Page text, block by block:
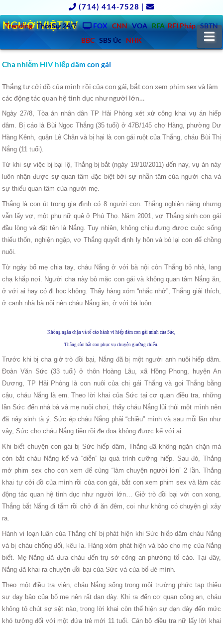
(714) 414-7528 |
Trending ThờiSự 24/7 FOX CNN VOA RFA RFI Pháp SBTN
BBC SBS Úc NHK
NGƯỜIVIỆT.TV
Cha nhiễm HIV hiếp dâm con gái
Thắng tự cởi đồ của mình rồi của con gái, bắt con xem phim sex và làm
các động tác quan hệ tình dục như người lớn…
Ngày 27/8, Tòa án nhân dân TP Hải Phòng xét xử công khai vụ án hiếp
dâm. Bị cáo là Bùi Ngọc Thắng (35 tuổi) ở 47B/145 chợ Hàng, phường Dư
Hàng Kênh, quận Lê Chân và bị hại là con gái ruột của Thắng, cháu Bùi Thị
Nắng (11 tuổi).
Từ khi sự việc bị bại lộ, Thắng bị bắt (ngày 19/10/2011) đến nay, vụ án này
luôn nhận được sự quan tâm đặc biệt bởi sự nhẫn tâm của người cha và
sự thiếu quan tâm của người mẹ.
Thắng là con út trong gia đình có 8 người con. Thắng nghiện nặng nhưng
vẫn lấy vợ, một phụ nữ quê ở Phú Thọ. Năm 2001, vợ Thắng sinh con gái
đầu lòng và đặt tên là Nắng. Tuy nhiên, không chịu đựng được cuộc sống
thiếu thốn, nghiện ngập, vợ Thắng quyết định ly hôn và bỏ lại con để chồng
nuôi.
Từ ngày bố mẹ chia tay, cháu Nắng ở với bà nội còn Thắng bỏ nhà, lang
chạ khắp nơi. Người cha này bỏ mặc con gái và không quan tâm Nắng ăn,
ở với ai hay có đi học không. Thấy hàng xóm “nhắc nhở”, Thắng giải thích,
ở cạnh nhà bà nội nên cháu Nắng ăn, ở với bà luôn.
Không ngăn chặn và tố cáo hành vi hiếp dâm con gái mình của Sức,
Thắng còn bắt con phục vụ chuyện giường chiếu.
Trước khi bị cha giở trò đồi bại, Nắng đã bị một người anh nuôi hiếp dâm.
Đoàn Văn Sức (33 tuổi) ở thôn Hoàng Lâu, xã Hồng Phong, huyện An
Dương, TP Hải Phòng là con nuôi của chị gái Thắng và gọi Thắng bằng
cậu, cháu Nắng là em. Theo lời khai của Sức tại cơ quan điều tra, những
lần Sức đến nhà bà và mẹ nuôi chơi, thấy cháu Nắng lủi thủi một mình nên
đã nảy sinh tà ý. Sức ép cháu Nắng phải “chiều” mình và sau mỗi lần như
vậy, Sức cho cháu Nắng tiền rồi đe dọa không được kể với ai.
Khi biết chuyện con gái bị Sức hiếp dâm, Thắng đã không ngăn chặn mà
còn bắt cháu Nắng kể và “diễn” lại quá trình cưỡng hiếp. Sau đó, Thắng
mở phim sex cho con xem để cùng “làm chuyện người lớn” 2 lần. Thắng
khai tự cởi đồ của mình rồi của con gái, bắt con xem phim sex và làm các
động tác quan hệ tình dục như người lớn… Giở trò đồi bại với con xong,
Thắng bắt Nắng đi tắm rồi chở đi ăn đêm, coi như không có chuyện gì xảy
ra.
Hành vi loạn luân của Thắng chỉ bị phát hiện khi Sức hiếp dâm cháu Nắng
và bị cháu chống đối, kêu la. Hàng xóm phát hiện và báo cho mẹ của Nắng
biết. Mẹ Nắng đã đưa cháu đến trụ sở công an phường tố cáo. Tại đây,
Nắng đã khai ra chuyện đồi bại của Sức và của bố đẻ mình.
Theo một điều tra viên, cháu Nắng sống trong môi trường phức tạp thiếu
sự dạy bảo của bố mẹ nên rất dạn dày. Khi ra đến cơ quan công an, cháu
không tỏ chút sợ sệt nào, trong lời khai còn thể hiện sự dạn dày đến mức
khó tưởng đối với một đứa trẻ mới 11 tuổi. Cán bộ điều tra nữ lấy lời khai